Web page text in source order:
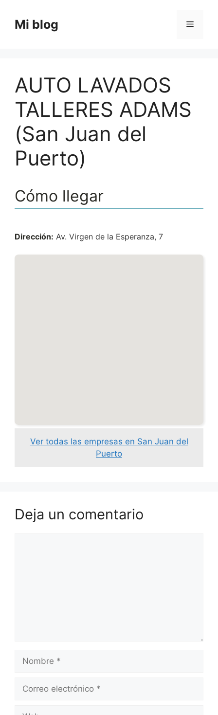
contenido
Mi blog Menú
AUTO LAVADOS
TALLERES ADAMS
(San Juan del
Puerto)
Cómo llegar
Dirección: Av. Virgen de la Esperanza, 7
Ver todas las empresas en San Juan del
Puerto
Deja un comentario
Nombre
Correo
Web